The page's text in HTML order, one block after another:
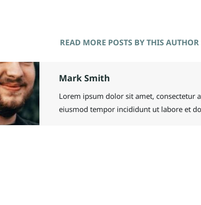
READ MORE POSTS BY THIS AUTHOR
Mark Smith
Lorem ipsum dolor sit amet, consectetur
eiusmod tempor incididunt ut labore et